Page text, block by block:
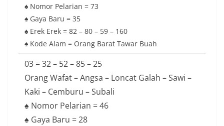
♠ Nomor Pelarian = 73
♠ Gaya Baru = 35
♠ Erek Erek = 82 – 80 – 59 – 160
♠ Kode Alam = Orang Barat Tawar Buah
03 = 32 – 52 – 85 – 25
Orang Wafat – Angsa – Loncat Galah – Sawi –
Kaki – Cemburu – Subali
♠ Nomor Pelarian = 46
♠ Gaya Baru = 28